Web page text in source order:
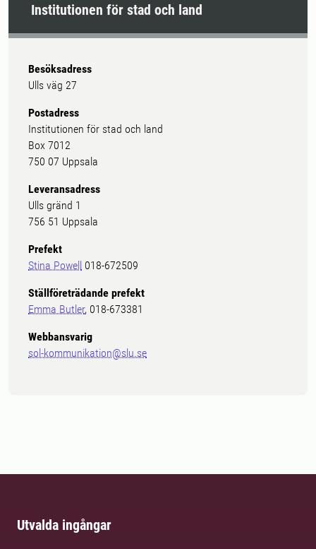
Institutionen för stad och land
Besöksadress
Ulls väg 27
Postadress
Institutionen för stad och land
Box 7012
750 07 Uppsala
Leveransadress
Ulls gränd 1
756 51 Uppsala
Prefekt
Stina Powell 018-672509
Ställföreträdande prefekt
Emma Butler, 018-673381
Webbansvarig
sol-kommunikation@slu.se
Utvalda ingångar